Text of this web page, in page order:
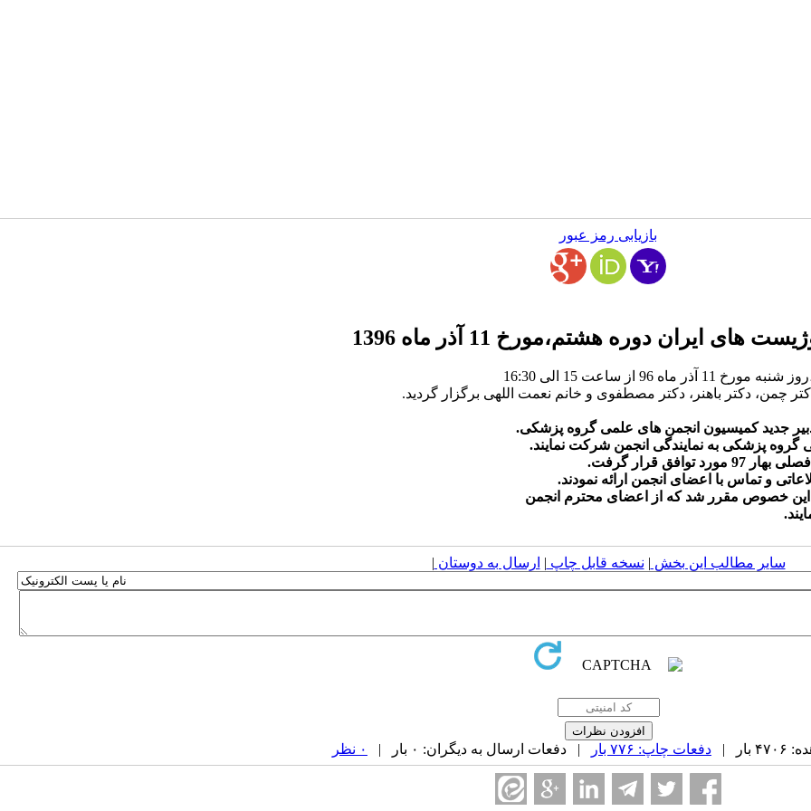
بازیابی رمز عبور
ایران دوره هشتم،مورخ 11 آذر ماه 1396
چمن، دکتر باهنر، دکتر مصطفوی و خانم نعمت اللهی برگزار گردید.
سایر مطالب این بخش | نسخه قابل چاپ | ارسال به دوستان |
| دفعات چاپ: ۷۷۶ بار | دفعات ارسال به دیگران: ۰ بار | ۰ نظر